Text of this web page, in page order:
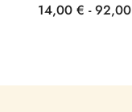
14,00 € - 92,00